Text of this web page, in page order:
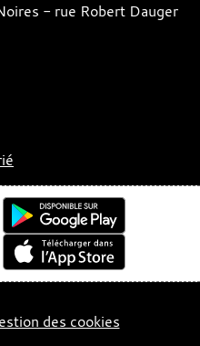
- rue Robert Dauger
des cookies